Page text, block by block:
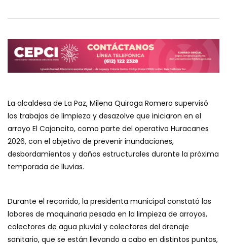
La alcaldesa de La Paz, Milena Quiroga Romero supervisó
los trabajos de limpieza y desazolve que iniciaron en el
arroyo El Cajoncito, como parte del operativo Huracanes
2026, con el objetivo de prevenir inundaciones,
desbordamientos y daños estructurales durante la próxima
temporada de lluvias.
Durante el recorrido, la presidenta municipal constató las
labores de maquinaria pesada en la limpieza de arroyos,
colectores de agua pluvial y colectores del drenaje
sanitario, que se están llevando a cabo en distintos puntos,